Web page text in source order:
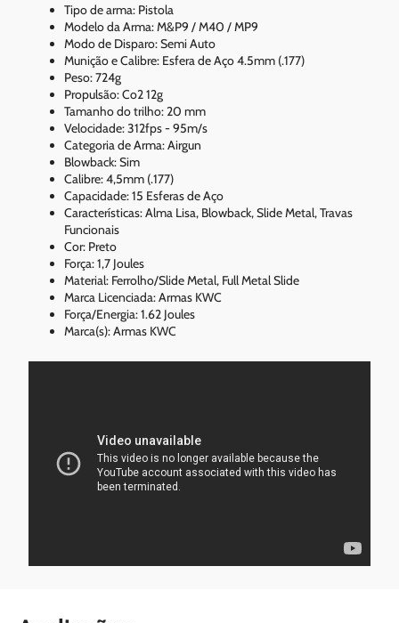
Tipo de arma: Pistola
Modelo da Arma: M&P9 / M40 / MP9
Modo de Disparo: Semi Auto
Munição e Calibre: Esfera de Aço 4.5mm (.177)
Peso: 724g
Propulsão: Co2 12g
Tamanho do trilho: 20 mm
Velocidade: 312fps - 95m/s
Categoria de Arma: Airgun
Blowback: Sim
Calibre: 4,5mm (.177)
Capacidade: 15 Esferas de Aço
Características: Alma Lisa, Blowback, Slide Metal, Travas
Funcionais
Cor: Preto
Força: 1,7 Joules
Material: Ferrolho/Slide Metal, Full Metal Slide
Marca Licenciada: Armas KWC
Força/Energia: 1.62 Joules
Marca(s): Armas KWC